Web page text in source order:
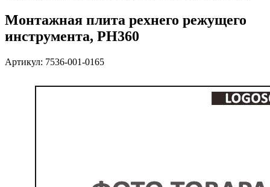
Монтажная плита рехнего режущего
инструмента, PH360
Артикул: 7536-001-0165